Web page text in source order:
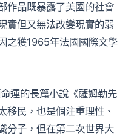
作品既暴露了美國的社會
實但又無法改變現實的弱
之獲1965年法國國際文學
運的長篇小說《薩姆勒先
移民，也是個注重理性、
分子，但在第二次世界大